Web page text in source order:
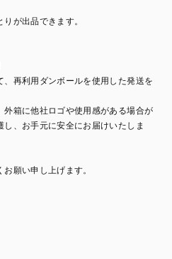
が出品できます。
再利用ダンボールを使用した発送を
箱に他社ロゴや使用感がある場合が
、お手元に安全にお届けいたしま
願い申し上げます。